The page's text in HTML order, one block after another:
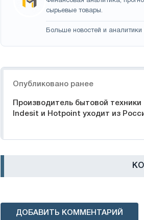
сырьевые товары.
Больше новостей и аналитики
Опубликовано ранее
Производитель бытовой техники
Indesit и Hotpoint уходит из
ДОБАВИТЬ КОММЕНТАРИЙ